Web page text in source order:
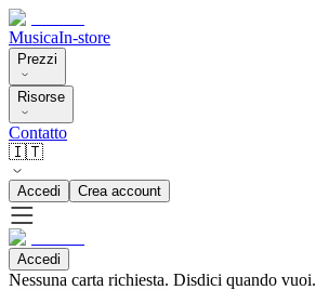
MusicaIn-store
Prezzi
Risorse
Contatto
🇮🇹
Accedi Crea account
Accedi
Nessuna carta richiesta. Disdici quando vuoi.